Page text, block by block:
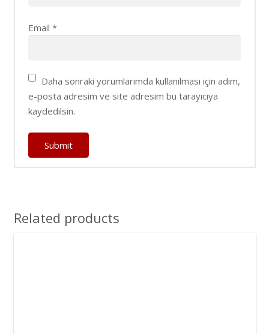
Email *
Daha sonraki yorumlarımda kullanılması için adım,
e-posta adresim ve site adresim bu tarayıcıya
kaydedilsin.
Related products